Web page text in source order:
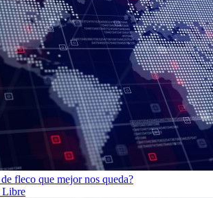
fleco que mejor nos queda?
Libre